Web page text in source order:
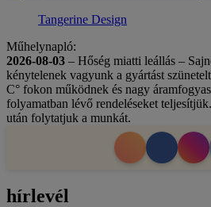
Tangerine Design
Műhelynapló:
2026-08-03 – Hőség miatti leállás –
kénytelenek vagyunk a gyártást
C° fokon működnek és nagy
folyamatban lévő rendeléseket
után folytatjuk a munkát.
hírlevél